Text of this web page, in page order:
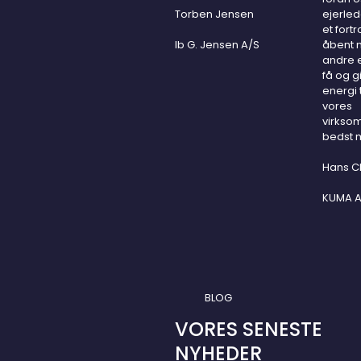
Torben Jensen
Ib G. Jensen A/S
et
åbent
andre
få og
energi
vores
bedst
Hans
KUMA
BLOG
VORES SENESTE
NYHEDER